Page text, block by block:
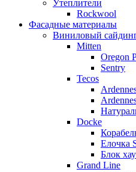
Утеплители
Rockwool
Фасадные материалы
Виниловый
Mitten
Oregon
Sentry
Tecos
Docke
Елочка
Блок
Grand Line